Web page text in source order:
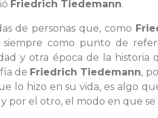
Friedrich Tiedemann.
de personas que, como
siempre como punto de
y otra época de la historia
de Friedrich Tiedemann,
lo hizo en su vida, es algo
por el otro, el modo en que